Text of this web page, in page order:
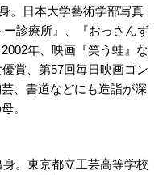
。日本大学藝術学部写真
診療所』、『おっさんず
年、映画『笑う蛙』な
賞、第57回毎日映画コン
、書道などにも造詣が深
。
。東京都立工芸高等学校